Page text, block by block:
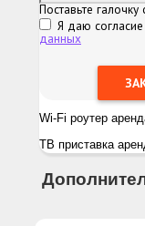
Поставьте галочку
Я даю
данных
Wi-Fi роутер
ТВ приставка